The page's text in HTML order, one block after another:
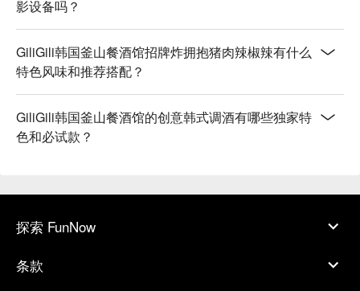
影设备吗？
GiliGili韩国釜山餐酒馆招牌炸拥抱猪肉辣椒辣有什么
特色风味和推荐搭配？
GiliGili韩国釜山餐酒馆的创意韩式调酒有哪些独家特
色和必试款？
探索 FunNow
条款